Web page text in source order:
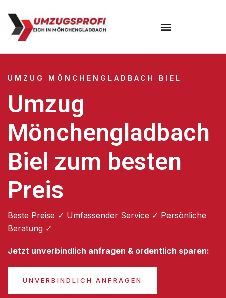
UMZUG MÖNCHENGLADBACH BIEL
Umzug
Mönchengladbach
Biel zum besten
Preis
Beste Preise ✓ Umfassender Service ✓ Persönliche
Beratung ✓
Jetzt unverbindlich anfragen & ordentlich sparen:
UNVERBINDLICH ANFRAGEN